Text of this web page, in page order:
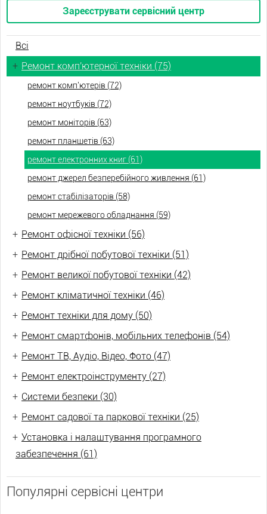
Зареєструвати сервісний центр
Всі
+ Ремонт комп'ютерної техніки (75)
ремонт комп'ютерів (72)
ремонт ноутбуків (72)
ремонт моніторів (63)
ремонт планшетів (63)
ремонт електронних книг (61)
ремонт джерел безперебійного живлення (61)
ремонт стабілізаторів (58)
ремонт мережевого обладнання (59)
+ Ремонт офісної техніки (56)
+ Ремонт дрібної побутової техніки (51)
+ Ремонт великої побутової техніки (42)
+ Ремонт кліматичної техніки (46)
+ Ремонт техніки для дому (50)
+ Ремонт смартфонів, мобільних телефонів (54)
+ Ремонт ТВ, Аудіо, Відео, Фото (47)
+ Ремонт електроінструменту (27)
+ Системи безпеки (30)
+ Ремонт садової та паркової техніки (25)
+ Установка і налаштування програмного
забезпечення (61)
Популярні сервісні центри